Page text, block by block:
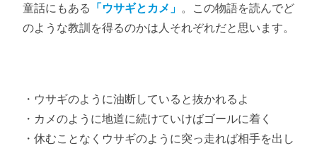
童話にもある 「ウサギとカメ」 。この物語を読んでど
のような教訓を得るのかは人それぞれだと思います。
・ウサギのように油断していると抜かれるよ
・カメのように地道に続けていけばゴールに着く
・休むことなくウサギのように突っ走れば相手を出し